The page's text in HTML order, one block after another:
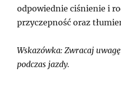
odpowiednie ciśnienie i
przyczepność oraz
Wskazówka: Zwracaj
podczas jazdy.